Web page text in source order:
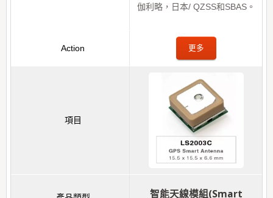
伽利略，日本/ QZSS和SBAS。
更多
智能天線模組(Smart